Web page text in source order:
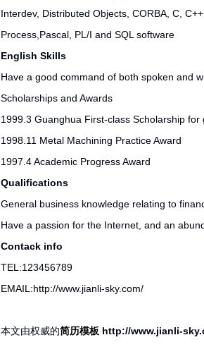
Interdev, Distributed Objects, CORBA, C,
Process,Pascal, PL/I and SQL software
English Skills
Have a good command of both spoken and
Scholarships and Awards
1999.3 Guanghua First-class Scholarship for
1998.11 Metal Machining Practice Award
1997.4 Academic Progress Award
Qualifications
General business knowledge relating to
Have a passion for the Internet, and an
Contack info
TEL:123456789
EMAIL:http://www.jianli-sky.com/
本文由权威的简历模板 http://www.jianli-